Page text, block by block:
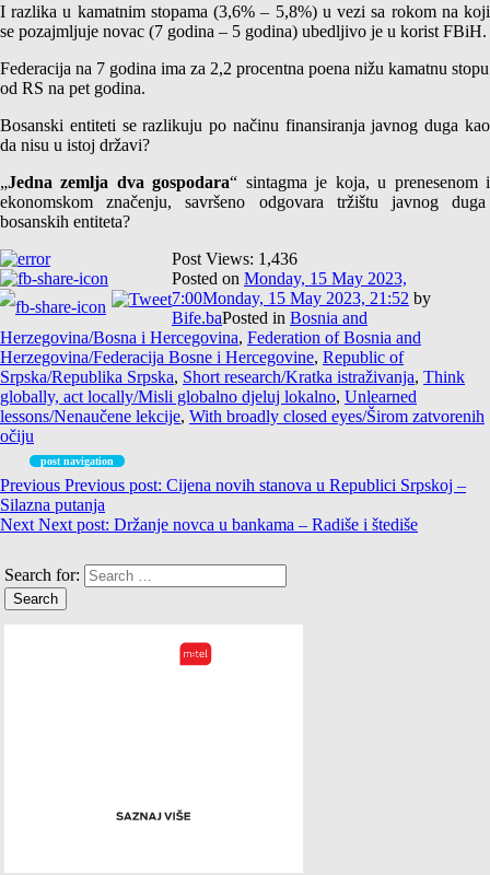
I razlika u kamatnim stopama (3,6% – 5,8%) u vezi sa rokom na koji
se pozajmljuje novac (7 godina – 5 godina) ubedljivo je u korist FBiH.
Federacija na 7 godina ima za 2,2 procentna poena nižu kamatnu stopu
od RS na pet godina.
Bosanski entiteti se razlikuju po načinu finansiranja javnog duga kao
da nisu u istoj državi?
„Jedna zemlja dva gospodara“ sintagma je koja, u prenesenom i
ekonomskom značenju, savršeno odgovara tržištu javnog duga
bosanskih entiteta?
Post Views: 1,436
Posted on Monday, 15 May 2023,
7:00Monday, 15 May 2023, 21:52 by
Bife.baPosted in Bosnia and
Herzegovina/Bosna i Hercegovina, Federation of Bosnia and
Herzegovina/Federacija Bosne i Hercegovine, Republic of
Srpska/Republika Srpska, Short research/Kratka istraživanja, Think
globally, act locally/Misli globalno djeluj lokalno, Unlearned
lessons/Nenaučene lekcije, With broadly closed eyes/Širom zatvorenih
očiju
post navigation
Previous Previous post: Cijena novih stanova u Republici Srpskoj –
Silazna putanja
Next Next post: Držanje novca u bankama – Radiše i štediše
Search for: